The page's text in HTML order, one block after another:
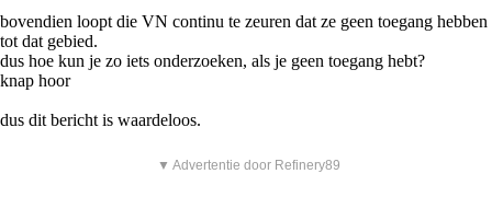
bovendien loopt die VN continu te zeuren dat ze geen toegang hebben
tot dat gebied.
dus hoe kun je zo iets onderzoeken, als je geen toegang hebt?
knap hoor
dus dit bericht is waardeloos.
▼ Advertentie door Refinery89